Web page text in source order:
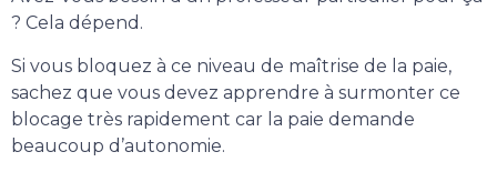
? Cela dépend.
Si vous bloquez à ce niveau de maîtrise de la paie,
sachez que vous devez apprendre à surmonter ce
blocage très rapidement car la paie demande
beaucoup d’autonomie.